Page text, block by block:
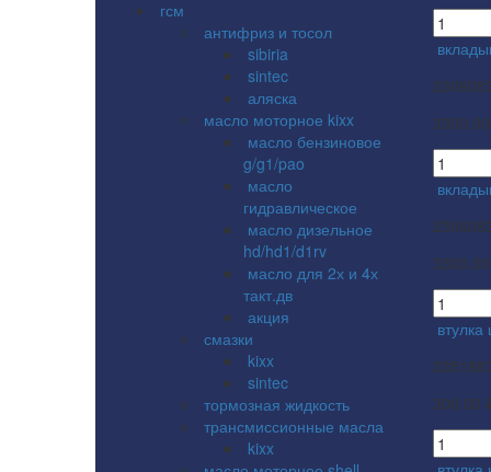
гсм
антифриз и тосол
sibiria
sintec
аляска
масло моторное kixx
масло бензиновое
g/g1/pao
масло
гидравлическое
масло дизельное
hd/hd1/d1rv
масло для 2х и 4х
такт.дв
акция
смазки
kixx
sintec
тормозная жидкость
трансмиссионные масла
kixx
300.00